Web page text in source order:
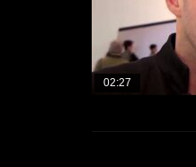
02:27